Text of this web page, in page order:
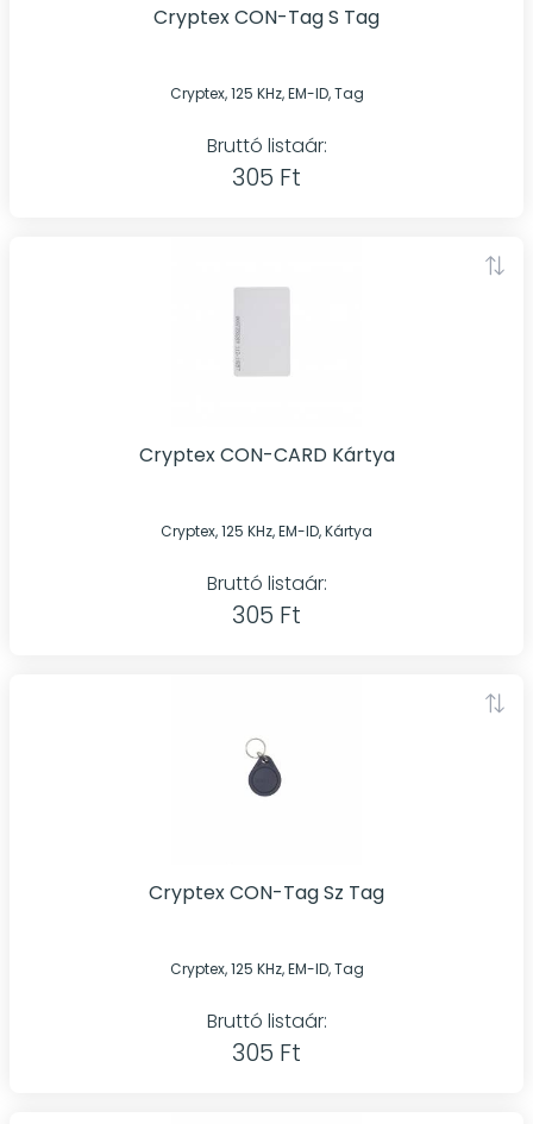
Cryptex CON-Tag S Tag
Cryptex, 125 KHz, EM-ID, Tag
Bruttó listaár:
305 Ft
Cryptex CON-CARD Kártya
Cryptex, 125 KHz, EM-ID, Kártya
Bruttó listaár:
305 Ft
Cryptex CON-Tag Sz Tag
Cryptex, 125 KHz, EM-ID, Tag
Bruttó listaár:
305 Ft